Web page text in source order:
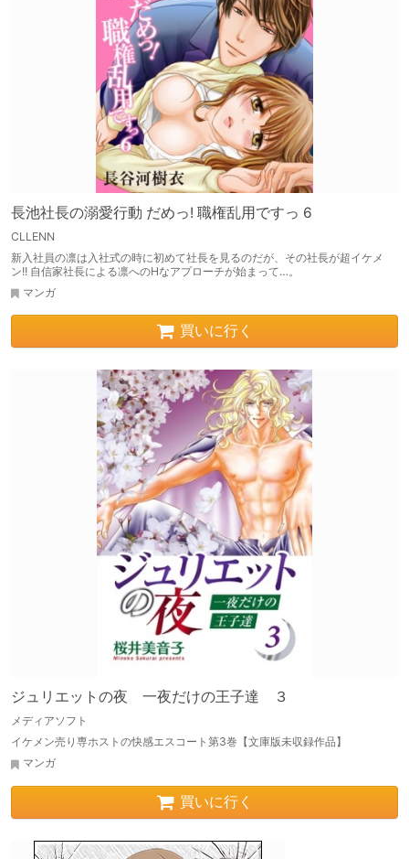
長池社長の溺愛行動 だめっ! 職権乱用ですっ 6
CLLENN
新入社員の凛は入社式の時に初めて社長を見るのだが、その社長が超イケメ
ン!! 自信家社長による凛へのHなアプローチが始まって…。
マンガ
買いに行く
ジュリエットの夜 一夜だけの王子達 ３
メディアソフト
イケメン売り専ホストの快感エスコート第3巻【文庫版未収録作品】
マンガ
買いに行く